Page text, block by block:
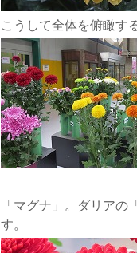
こうして全体を俯瞰す
「マグナ」。ダリア
す。